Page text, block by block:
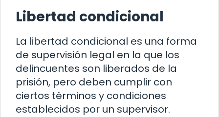
Libertad condicional
La libertad condicional es una forma
de supervisión legal en la que los
delincuentes son liberados de la
prisión, pero deben cumplir con
ciertos términos y condiciones
establecidos por un supervisor.